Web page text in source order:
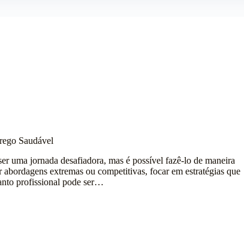
Saudável
uma jornada desafiadora, mas é possível fazê-lo de maneira
extremas ou competitivas, focar em estratégias que
profissional pode ser…